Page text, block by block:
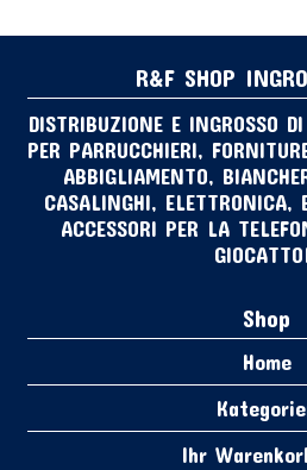
R&F SHOP
DISTRIBUZIONE E INGROSSO
PER PARRUCCHIERI,
ABBIGLIAMENTO,
CASALINGHI, ELETTRONICA,
ACCESSORI PER LA
Shop
Home
Ihr